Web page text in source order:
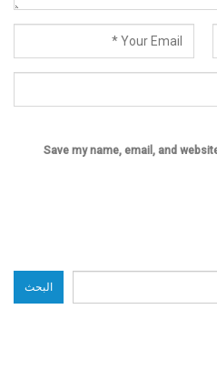
Save my name, email, and
البحث